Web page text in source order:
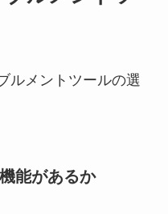
ルメントツールの選
能があるか